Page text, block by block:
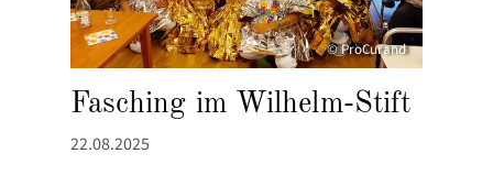
© ProCurand
Fasching im Wilhelm-Stift
22.08.2025